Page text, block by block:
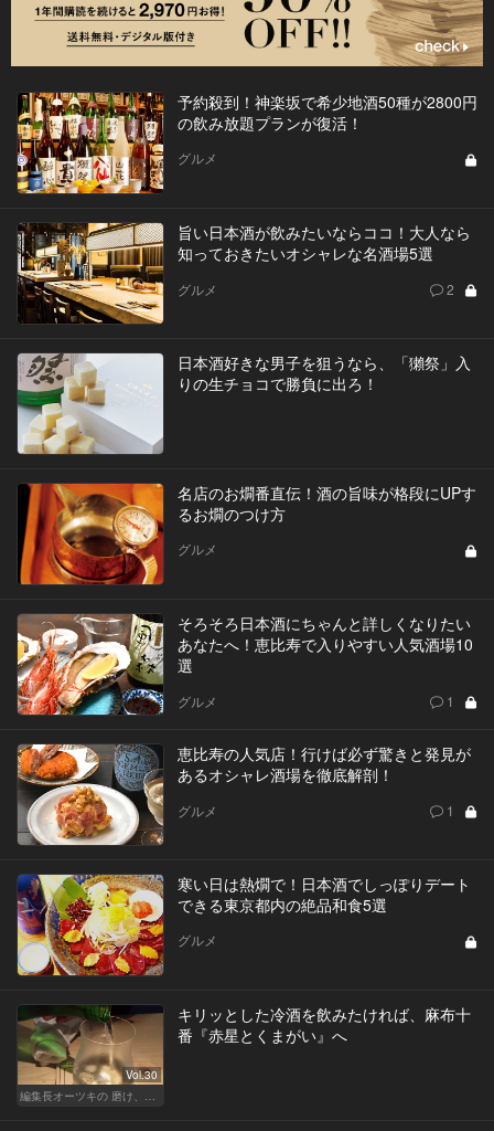
予約殺到！神楽坂で希少地酒50種が2800円
の飲み放題プランが復活！
グルメ
旨い日本酒が飲みたいならココ！大人なら
知っておきたいオシャレな名酒場5選
グルメ 2
日本酒好きな男子を狙うなら、「獺祭」入
りの生チョコで勝負に出ろ！
名店のお燗番直伝！酒の旨味が格段にUPす
るお燗のつけ方
グルメ
そろそろ日本酒にちゃんと詳しくなりたい
あなたへ！恵比寿で入りやすい人気酒場10
選
グルメ 1
恵比寿の人気店！行けば必ず驚きと発見が
あるオシャレ酒場を徹底解剖！
グルメ 1
寒い日は熱燗で！日本酒でしっぽりデート
できる東京都内の絶品和食5選
グルメ
Vol.30
キリッとした冷酒を飲みたければ、麻布十
番『赤星とくまがい』へ